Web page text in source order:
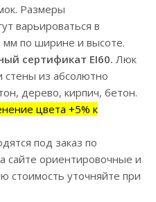
Размеры
варьироваться в
по ширине и высоте.
сертификат EI60. Люк
стены из абсолютно
дерево, кирпич, бетон.
цвета +5% к
под заказ по
сайте ориентировочные и
стоимость уточняйте при